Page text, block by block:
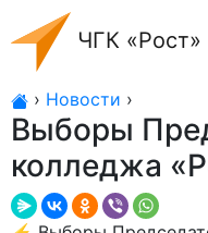
ЧГК «Рост»
› Новости ›
Выборы
колледжа